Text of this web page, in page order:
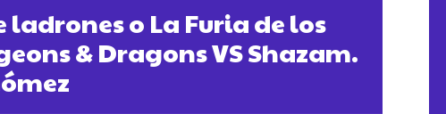
ladrones o La Furia de los
& Dragons VS Shazam.